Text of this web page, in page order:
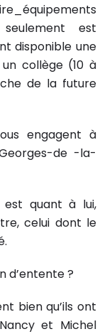
est
disponible une
collège (10 à
de la future
engagent à
de -la-
est quant à lui,
celui dont le
d’entente ?
bien qu’ils ont
et Michel